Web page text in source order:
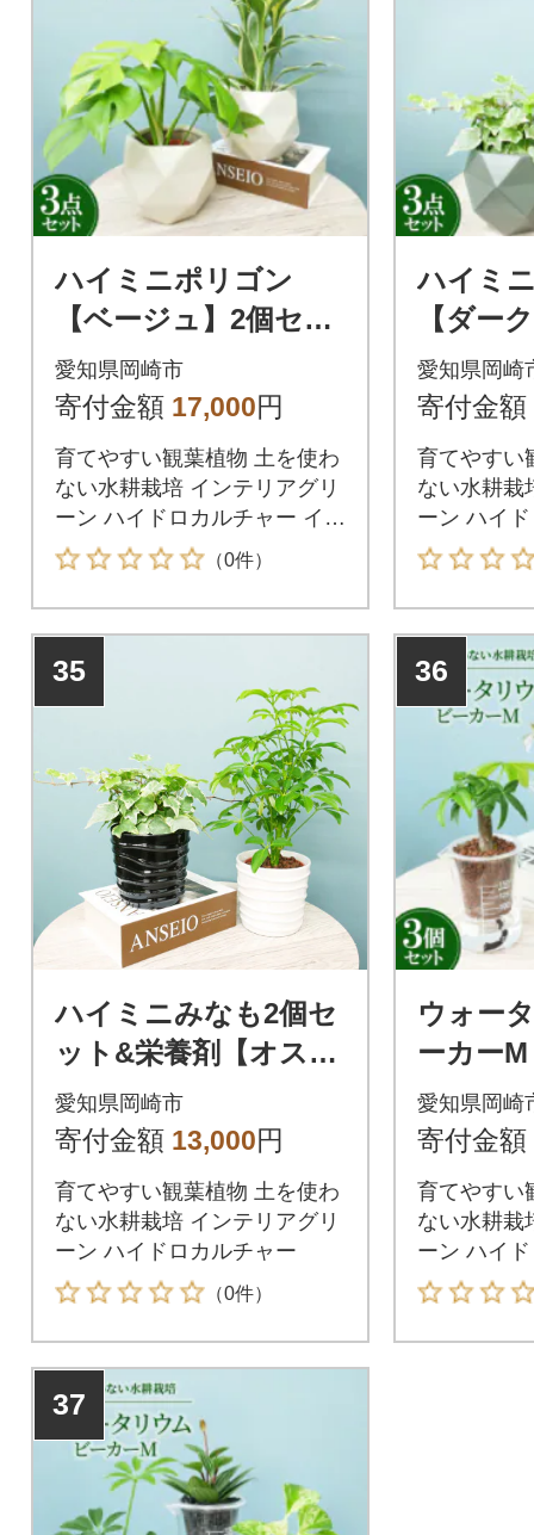
ハイミニポリゴン
【ベージュ】2個セッ
ト&栄養剤【オススメ
の観葉植物でお届け】
愛知県岡崎市
寄付金額 17,000円
育てやすい観葉植物 土を使わ
ない水耕栽培 インテリアグリ
ーン ハイドロカルチャー イン
テリアプランツ
（0件）
ハイミ
【ダー
セット&
スメの
愛知県岡崎
寄付金額
育てやすい
ない水耕栽
ーン ハイ
35
ハイミニみなも2個セ
ット&栄養剤【オスス
メの観葉植物でお届
け】
愛知県岡崎市
寄付金額 13,000円
育てやすい観葉植物 土を使わ
ない水耕栽培 インテリアグリ
ーン ハイドロカルチャー
（0件）
36
ウォー
ーカー
ーン植
【オス
愛知県岡崎
寄付金額
育てやすい
ない水耕栽
ーン ハイ
ータリウム
37